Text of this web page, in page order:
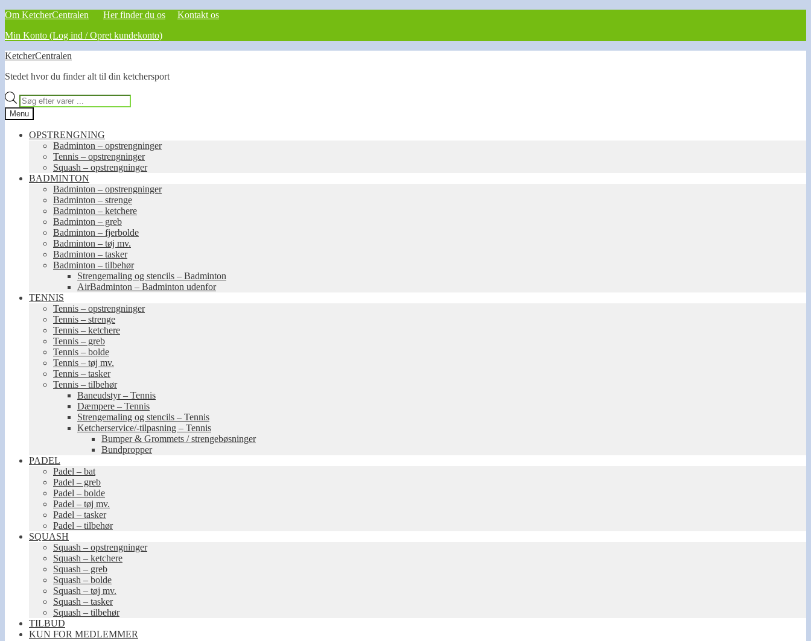
Om KetcherCentralen Her finder du os
Kontakt os
Min Konto (Log ind / Opret kundekonto)
Spring
navigation
Spring
indhold
KetcherCentralen
Stedet hvor du finder alt til din ketchersport
Products
search
Menu
OPSTRENGNING
Badminton – opstrengninger
Tennis – opstrengninger
Squash – opstrengninger
BADMINTON
Badminton – opstrengninger
Badminton – strenge
Badminton – ketchere
Badminton – greb
Badminton – fjerbolde
Badminton – tøj mv.
Badminton – tasker
Badminton – tilbehør
Strengemaling og stencils – Badminton
AirBadminton – Badminton udenfor
TENNIS
Tennis – opstrengninger
Tennis – strenge
Tennis – ketchere
Tennis – greb
Tennis – bolde
Tennis – tøj mv.
Tennis – tasker
Tennis – tilbehør
Baneudstyr – Tennis
Dæmpere – Tennis
Strengemaling og stencils – Tennis
Ketcherservice/-tilpasning – Tennis
Bumper & Grommets / strengebøsninger
Bundpropper
PADEL
Padel – bat
Padel – greb
Padel – bolde
Padel – tøj mv.
Padel – tasker
Padel – tilbehør
SQUASH
Squash – opstrengninger
Squash – ketchere
Squash – greb
Squash – bolde
Squash – tøj mv.
Squash – tasker
Squash – tilbehør
TILBUD
KUN FOR MEDLEMMER